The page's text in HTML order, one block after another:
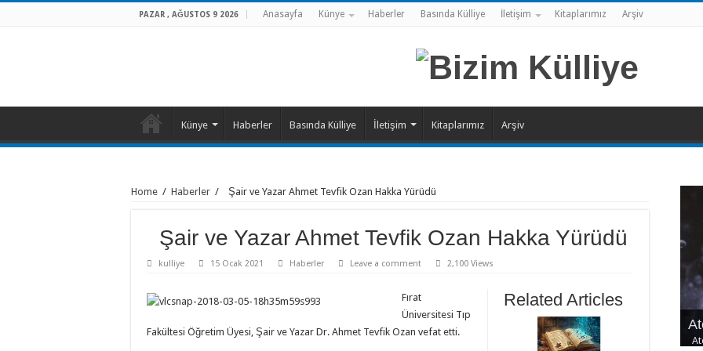
PAZAR , AĞUSTOS 9 2026 Anasayfa Künye Haberler Basında Külliye İletişim Kitaplarımız Arşiv
Künye Haberler Basında Külliye İletişim Kitaplarımız Arşiv
Home / Haberler / Şair ve Yazar Ahmet Tevfik Ozan Hakka Yürüdü
Şair ve Yazar Ahmet Tevfik Ozan Hakka Yürüdü
kulliye 15 Ocak 2021 Haberler Leave a comment 2,100 Views
Related Articles
Fırat
Üniversitesi Tıp
Fakültesi Öğretim Üyesi, Şair ve Yazar Dr. Ahmet Tevfik Ozan vefat etti.